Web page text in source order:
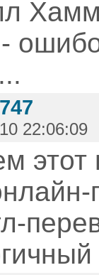
-
22:06:09
этот